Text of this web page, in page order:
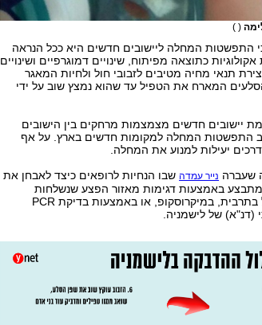
( )
התפשטות המחלה ליישובים חדשים היא ככל הנראה
כתוצאה מפיתוח, שינויים דמוגרפיים ושינויים
תנאי מחיה מטיבים לזבובי חול ולחיות המאגר
המארח את הטפיל עד שהוא נמצץ שוב על ידי
יישובים חדשים מצמצמות מרחקים בין הישובים
התפשטות המחלה למקומות חדשים בארץ. על אף
יעילות למנוע את המחלה.
שעברה נייר עמדהשבו הנחיות לרופאים כיצד לאבחן את
באמצעות דגימות מאזור הפצע שנשלחות
למעבדה, שם מבודד הטפיל בתרבית, במיקרוסקופ, או באמצעות בדיקת PCR
של לישמניה.